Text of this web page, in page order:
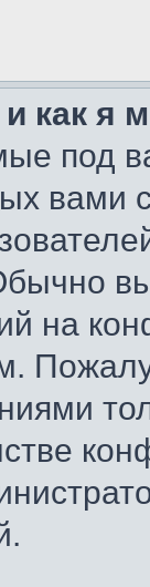
как я
под
на